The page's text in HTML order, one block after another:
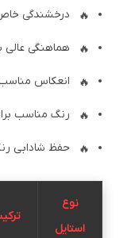
درخشندگی
هماهنگی عالی
انعکاس مناسب
رنگ مناسب
حفظ شادابی
نوع
استایل